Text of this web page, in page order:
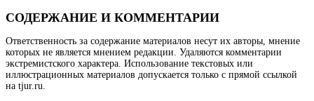
СОДЕРЖАНИЕ И КОММЕНТАРИИ
Ответственность за содержание материалов несут их авторы, мнение
которых не является мнением редакции. Удаляются комментарии
экстремистского характера. Использование текстовых или
иллюстрационных материалов допускается только с прямой ссылкой
на tjur.ru.